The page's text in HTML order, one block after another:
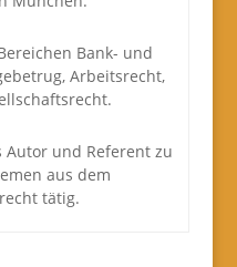
Bank- und
Arbeitsrecht,
Autor und Referent zu
aus dem
tätig.